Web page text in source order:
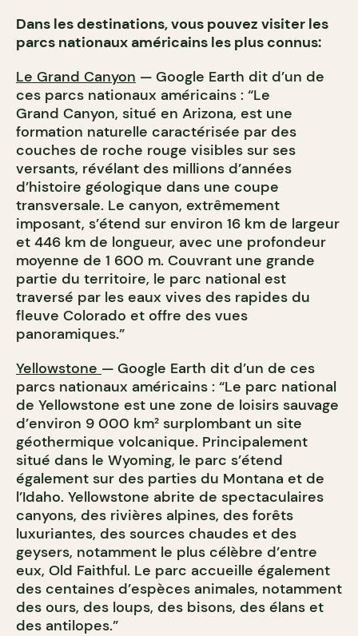
Dans les destinations, vous pouvez visiter les
parcs nationaux américains les plus connus:
Le Grand Canyon — Google Earth dit d’un de
ces parcs nationaux américains : “Le
Grand Canyon, situé en Arizona, est une
formation naturelle caractérisée par des
couches de roche rouge visibles sur ses
versants, révélant des millions d’années
d’histoire géologique dans une coupe
transversale. Le canyon, extrêmement
imposant, s’étend sur environ 16 km de largeur
et 446 km de longueur, avec une profondeur
moyenne de 1 600 m. Couvrant une grande
partie du territoire, le parc national est
traversé par les eaux vives des rapides du
fleuve Colorado et offre des vues
panoramiques.”
Yellowstone — Google Earth dit d’un de ces
parcs nationaux américains : “Le parc national
de Yellowstone est une zone de loisirs sauvage
d’environ 9 000 km² surplombant un site
géothermique volcanique. Principalement
situé dans le Wyoming, le parc s’étend
également sur des parties du Montana et de
l’Idaho. Yellowstone abrite de spectaculaires
canyons, des rivières alpines, des forêts
luxuriantes, des sources chaudes et des
geysers, notamment le plus célèbre d’entre
eux, Old Faithful. Le parc accueille également
des centaines d’espèces animales, notamment
des ours, des loups, des bisons, des élans et
des antilopes.”